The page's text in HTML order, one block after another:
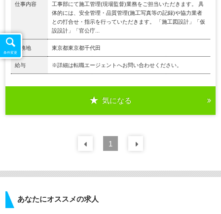
仕事内容
工事部にて施工管理(現場監督)業務をご担当いただきます。 具
体的には、安全管理・品質管理(施工写真等の記録)や協力業者
との打合せ・指示を行っていただきます。 「施工図設計」「仮
設設計」「官公庁...
勤務地 東京都東京都千代田
給与 ※詳細は転職エージェントへお問い合わせください。
気になる
前の 件
1
あなたにオススメの求人
条件変更